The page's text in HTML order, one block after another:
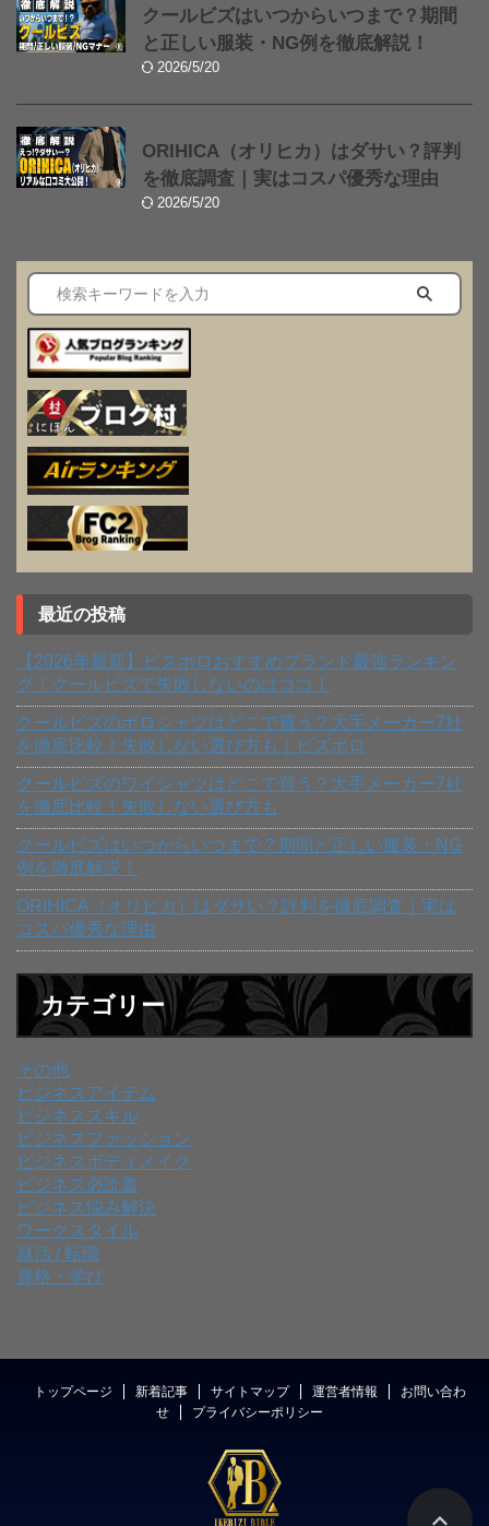
クールビズはいつからいつまで？期間
と正しい服装・NG例を徹底解説！
2026/5/20
ORIHICA（オリヒカ）はダサい？評判
を徹底調査｜実はコスパ優秀な理由
2026/5/20
最近の投稿
【2026年最新】ビズポロおすすめブランド最強ランキン
グ！クールビズで失敗しないのはココ！
クールビズのポロシャツはどこで買う？大手メーカー7社
を徹底比較！失敗しない選び方も｜ビズポロ
クールビズのワイシャツはどこで買う？大手メーカー7社
を徹底比較！失敗しない選び方も
クールビズはいつからいつまで？期間と正しい服装・NG
例を徹底解説！
ORIHICA（オリヒカ）はダサい？評判を徹底調査｜実は
コスパ優秀な理由
カテゴリー
その他
ビジネスアイテム
ビジネススキル
ビジネスファッション
ビジネスボディメイク
ビジネス必読書
ビジネス悩み解決
ワークスタイル
就活 / 転職
資格・学び
トップページ 新着記事 サイトマップ 運営者情報
お問い合わ
せ
プライバシーポリシー